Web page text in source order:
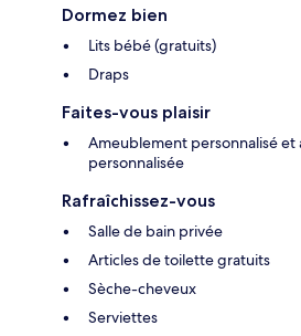
Dormez bien
Lits bébé (gratuits)
Draps
Faites-vous plaisir
Ameublement personnalisé et
personnalisée
Rafraîchissez-vous
Salle de bain privée
Articles de toilette gratuits
Sèche-cheveux
Serviettes